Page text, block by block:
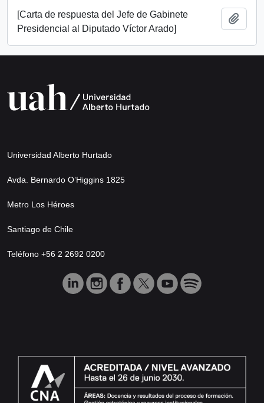
[Carta de respuesta del Jefe de Gabinete
Presidencial al Diputado Víctor Arado]
Universidad Alberto Hurtado
Avda. Bernardo O’Higgins 1825
Metro Los Héroes
Santiago de Chile
Teléfono +56 2 2692 0200